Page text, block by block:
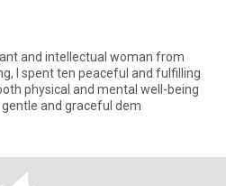
and intellectual woman from
I spent ten peaceful and fulfilling
physical and mental well-being
and graceful dem